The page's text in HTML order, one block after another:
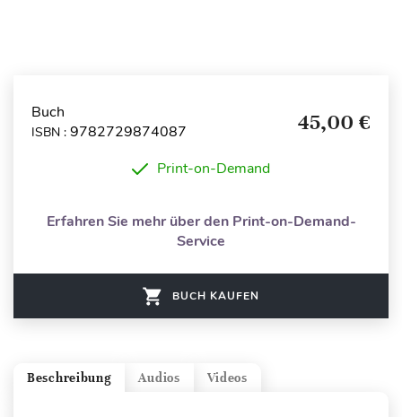
Buch
ISBN : 9782729874087 45,00 €
Print-on-Demand
Erfahren Sie mehr über den Print-on-Demand-
Service
BUCH KAUFEN
Videos
Audios
Beschreibung